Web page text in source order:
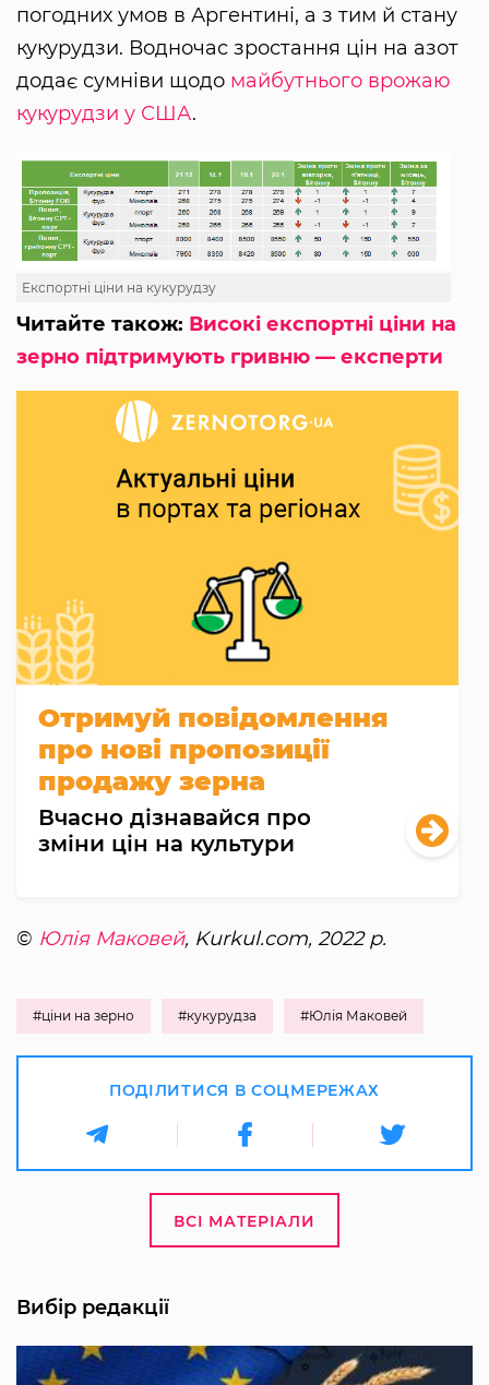
погодних умов в Аргентині, а з тим й стану
кукурудзи. Водночас зростання цін на азот
додає сумніви щодо майбутнього врожаю
кукурудзи у США.
Експортні ціни на кукурудзу
Читайте також: Високі експортні ціни на
зерно підтримують гривню — експерти
Отримуй повідомлення
про нові пропозиції
продажу зерна
Вчасно дізнавайся про
зміни цін на культури
© Юлія Маковей, Kurkul.com, 2022 р.
#ціни на зерно #кукурудза #Юлія Маковей
ПОДІЛИТИСЯ В СОЦМЕРЕЖАХ
ВСІ МАТЕРІАЛИ
Вибір редакції